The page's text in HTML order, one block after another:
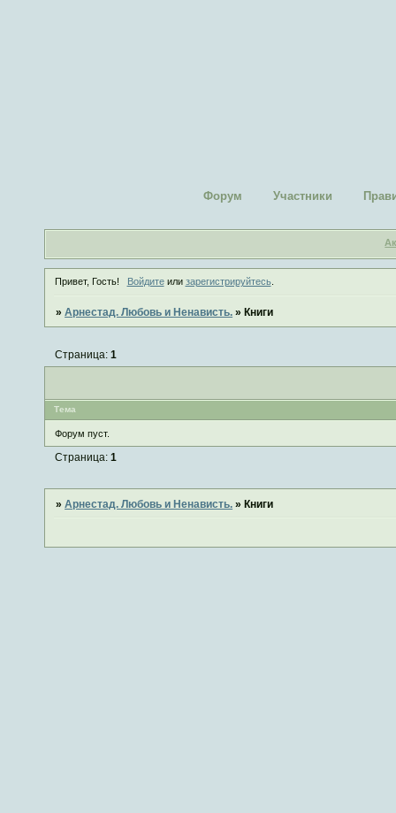
Форум Участники
Привет, Гость! Войдитеили зарегистрируйтесь.
»Арнестад. Любовь и Ненависть. »Книги
Страница:1
Тема
Форум пуст.
Страница:1
»Арнестад. Любовь и Ненависть. »Книги